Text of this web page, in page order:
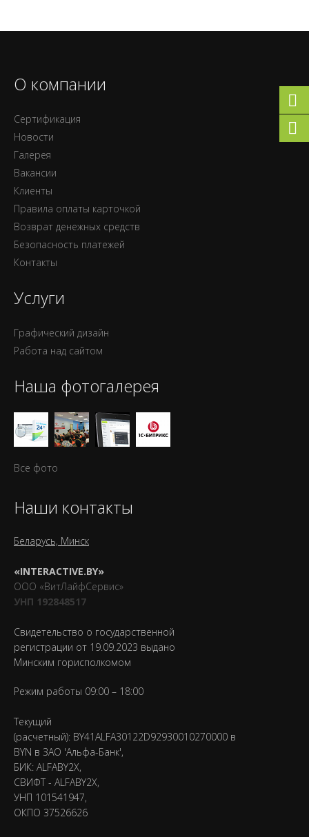
О компании
Сертификация
Новости
Галерея
Вакансии
Клиенты
Правила оплаты карточкой
Возврат денежных средств
Безопасность платежей
Контакты
Услуги
Графический дизайн
Работа над сайтом
Наша фотогалерея
Все фото
Наши контакты
Беларусь, Минск
«INTERACTIVE.BY»
ООО «ВитЛайфСервис»
УНП 192848517
Свидетельство о государственной
регистрации от 19.09.2023 выдано
Минским горисполкомом
Режим работы 09:00 – 18:00
Текущий
(расчетный): BY41ALFA30122D92930010270000 в
BYN в ЗАО 'Альфа-Банк',
БИК: ALFABY2X,
СВИФТ - ALFABY2X,
УНП 101541947,
ОКПО 37526626